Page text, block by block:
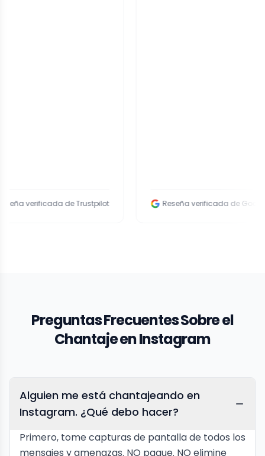
de Trustpilot Reseña verificada de Google
Preguntas Frecuentes Sobre el
Chantaje en Instagram
Alguien me está chantajeando en
Instagram. ¿Qué debo hacer?
Primero, tome capturas de pantalla de todos los
mensajes y amenazas. NO pague. NO elimine